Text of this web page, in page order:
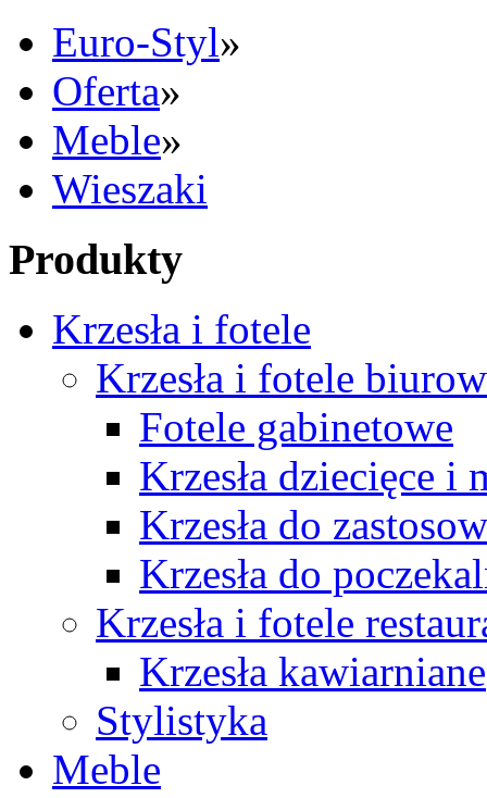
Euro-Styl»
Oferta»
Meble»
Wieszaki
Produkty
Krzesła i fotele
Krzesła i fotele
Fotele gabinetowe
Krzesła dziecięce i
Krzesła do
Krzesła do
Krzesła i fotele
Krzesła kawiarniane
Stylistyka
Meble